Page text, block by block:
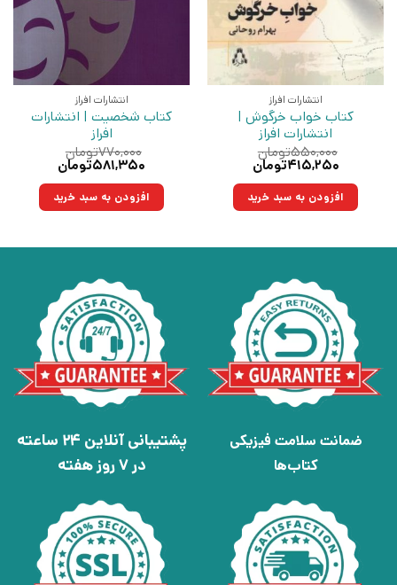
انتشارات افراز
کتاب خواب خرگوش |
انتشارات افراز
۵۵۰,۰۰۰تومان
قیمت
۵۵۰,۰۰۰تومان
بود.
۴۱۵,۲۵۰تومان
۴۱۵,۲۵۰تومان.افزودن به سبد خرید
انتشارات افراز
کتاب شخصیت | انتشارات
افراز
۷۷۰,۰۰۰تومان
قیمت
۷۷۰,۰۰۰تومان
بود.
۵۸۱,۳۵۰تومان
۵۸۱,۳۵۰تومان.افزودن به سبد خرید
ضمانت سلامت فیزیکی
کتاب‌ها
پشتیبانی آنلاین 24 ساعته
در 7 روز هفته